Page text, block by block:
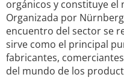
orgánicos y constituye el
Organizada por
encuentro del sector se
sirve como el principal
fabricantes,
del mundo de los